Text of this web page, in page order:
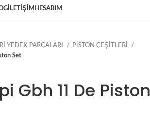
İLETIŞIMHESABIM
YEDEK PARÇALARI
PİSTON ÇEŞİTLERİ
Set
Gbh 11 De Piston